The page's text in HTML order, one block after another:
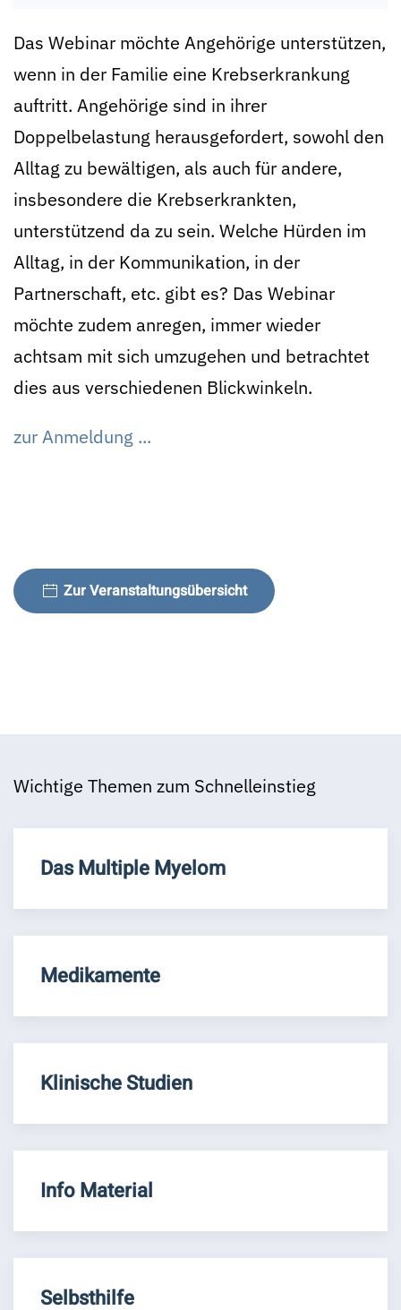
Das Webinar möchte Angehörige unterstützen,
wenn in der Familie eine Krebserkrankung
auftritt. Angehörige sind in ihrer
Doppelbelastung herausgefordert, sowohl den
Alltag zu bewältigen, als auch für andere,
insbesondere die Krebserkrankten,
unterstützend da zu sein. Welche Hürden im
Alltag, in der Kommunikation, in der
Partnerschaft, etc. gibt es? Das Webinar
möchte zudem anregen, immer wieder
achtsam mit sich umzugehen und betrachtet
dies aus verschiedenen Blickwinkeln.
zur Anmeldung ...
Zur Veranstaltungsübersicht
Wichtige Themen zum Schnelleinstieg
Das Multiple Myelom
Medikamente
Klinische Studien
Info Material
Selbsthilfe